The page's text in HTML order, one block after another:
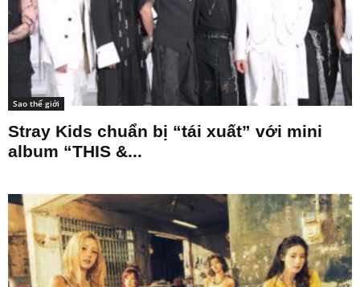
Sao thế giới
Stray Kids chuẩn bị “tái xuất” với mini
album “THIS &...